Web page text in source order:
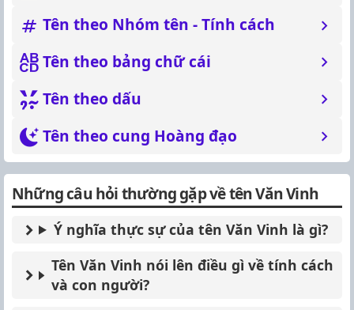
Tên theo Nhóm tên - Tính cách
Tên theo bảng chữ cái
Tên theo dấu
Tên theo cung Hoàng đạo
Những câu hỏi thường gặp về tên Văn Vinh
Ý nghĩa thực sự của tên Văn Vinh là gì?
Tên Văn Vinh nói lên điều gì về tính cách
và con người?